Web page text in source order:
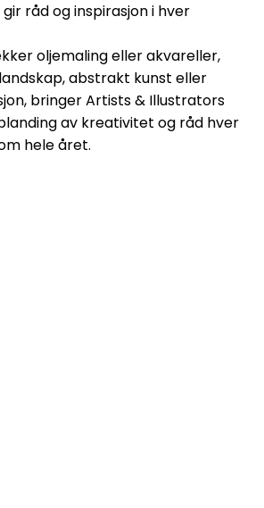
råd og inspirasjon i hver
oljemaling eller akvareller,
abstrakt kunst eller
bringer Artists & Illustrators
av kreativitet og råd hver
hele året.